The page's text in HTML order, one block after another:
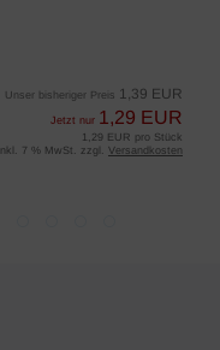
Unser bisheriger Preis 1,39 EUR
Jetzt nur 1,29 EUR
1,29 EUR pro Stück
inkl. 7 % MwSt. zzgl. Versandkosten